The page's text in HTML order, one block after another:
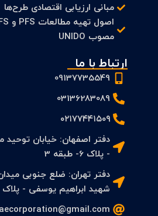
مبانی ارزیابی اقتصادی طرح‌ها
مصوب UNIDO
ارتباط با ما
09137735549
03136283089
۰۲۱۷۷۴۴۱۵۰۹
دفتر اصفهان: خیابان توحید
- پلاک 6- طبقه 3
دفتر تهران: ضلع جنوبی
شهید ابراهیم یوسفی - پلاک 3 طبقه 3 واحد3